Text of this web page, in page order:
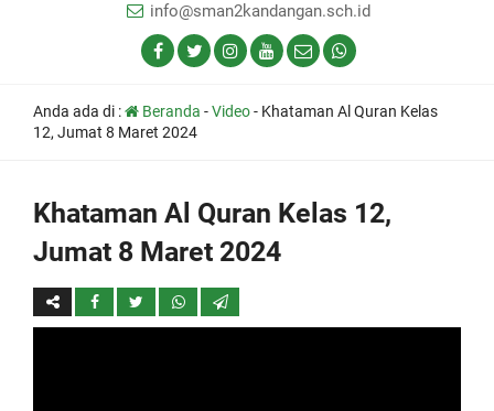
info@sman2kandangan.sch.id
Anda ada di : Beranda -Video- Khataman Al Quran Kelas
12, Jumat 8 Maret 2024
Khataman Al Quran Kelas 12,
Jumat 8 Maret 2024